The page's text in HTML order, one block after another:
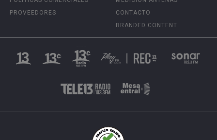
PROVEEDORES
CONTACTO
BRANDED CONTENT